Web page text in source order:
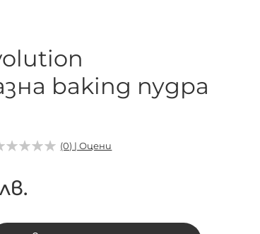
baking пудра
(0) | Оцени